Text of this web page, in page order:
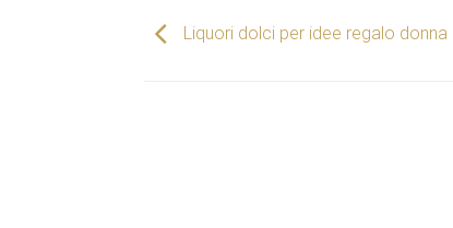
Liquori dolci per idee regalo donna